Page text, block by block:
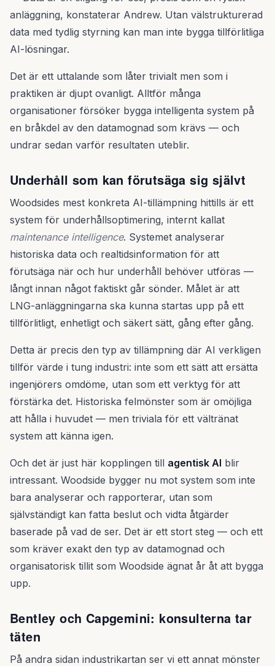
anläggning, konstaterar Andrew. Utan välstrukturerad
data med tydlig styrning kan man inte bygga tillförlitliga
AI-lösningar.
Det är ett uttalande som låter trivialt men som i
praktiken är djupt ovanligt. Alltför många
organisationer försöker bygga intelligenta system på
en bråkdel av den datamognad som krävs — och
undrar sedan varför resultaten uteblir.
Underhåll som kan förutsäga sig självt
Woodsides mest konkreta AI-tillämpning hittills är ett
system för underhållsoptimering, internt kallat
maintenance intelligence. Systemet analyserar
historiska data och realtidsinformation för att
förutsäga när och hur underhåll behöver utföras —
långt innan något faktiskt går sönder. Målet är att
LNG-anläggningarna ska kunna startas upp på ett
tillförlitligt, enhetligt och säkert sätt, gång efter gång.
Detta är precis den typ av tillämpning där AI verkligen
tillför värde i tung industri: inte som ett sätt att ersätta
ingenjörers omdöme, utan som ett verktyg för att
förstärka det. Historiska felmönster som är omöjliga
att hålla i huvudet — men triviala för ett vältränat
system att känna igen.
Och det är just här kopplingen till agentisk AI blir
intressant. Woodside bygger nu mot system som inte
bara analyserar och rapporterar, utan som
självständigt kan fatta beslut och vidta åtgärder
baserade på vad de ser. Det är ett stort steg — och ett
som kräver exakt den typ av datamognad och
organisatorisk tillit som Woodside ägnat år åt att bygga
upp.
Bentley och Capgemini: konsulterna tar
täten
På andra sidan industrikartan ser vi ett annat mönster